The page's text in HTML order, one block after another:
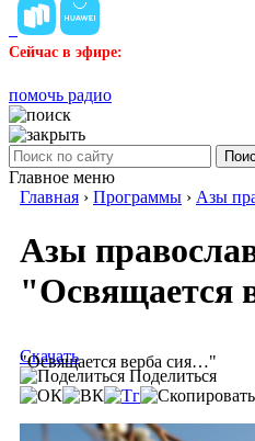
Сейчас в эфире:
помочь радио
Главное меню
Главная › Программы › Азы
Азы
"Освящается
"Освящается верба сия…"
Скачать
Поделиться